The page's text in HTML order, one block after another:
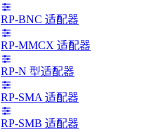
RP-BNC 适配器
RP-MMCX 适配器
RP-N 型适配器
RP-SMA 适配器
RP-SMB 适配器